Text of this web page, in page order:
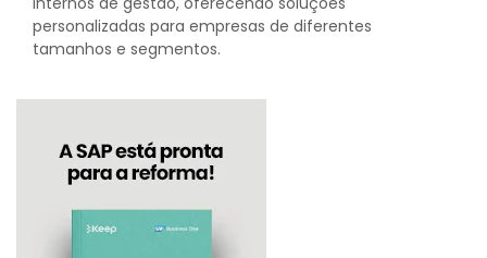
personalizadas para empresas de diferentes
tamanhos e segmentos.